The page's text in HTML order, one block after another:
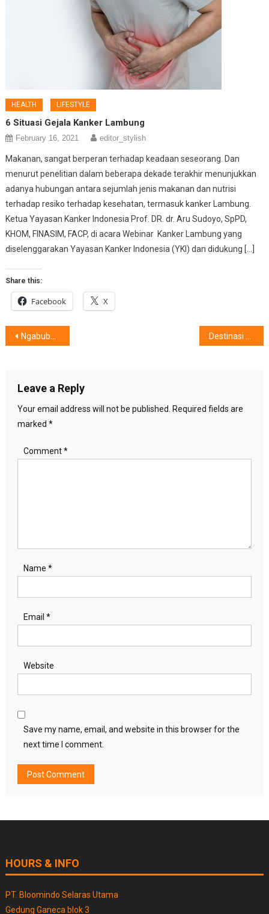
HEALTH LIFESTYLE
6 Situasi Gejala Kanker Lambung
February 16, 2021 editor_stylish
Makanan, sangat berperan terhadap keadaan seseorang. Dan
menurut penelitian dalam beberapa dekade terakhir menunjukkan
adanya hubungan antara sejumlah jenis makanan dan nutrisi
terhadap resiko terhadap kesehatan, termasuk kanker Lambung.
Ketua Yayasan Kanker Indonesia Prof. DR. dr. Aru Sudoyo, SpPD,
KHOM, FINASIM, FACP, di acara Webinar Kanker Lambung yang
diselenggarakan Yayasan Kanker Indonesia (YKI) dan didukung […]
Share this:
Facebook X
Post
Ngabuburit Dari AQUA Elektronik,Banjir Hadiah !
Leave a Reply
Your email address will not be published.
Required fields are
marked *
Comment*
Name *
Email *
Website
Save my name, email, and website in this browser for the
next time I comment.
HOURS & INFO
PT. Bloomindo Selaras Utama
Gedung Ganeca blok 3